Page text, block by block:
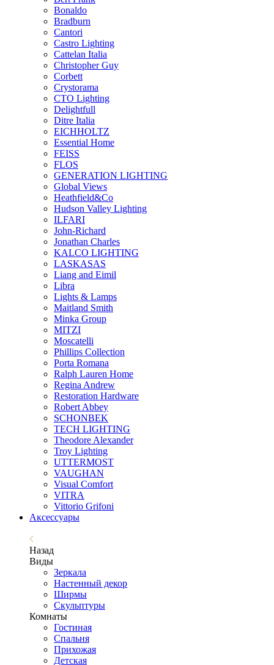
Bonaldo
Bradburn
Cantori
Castro Lighting
Cattelan Italia
Christopher Guy
Corbett
Crystorama
CTO Lighting
Delightfull
Ditre Italia
EICHHOLTZ
Essential Home
FEISS
FLOS
GENERATION LIGHTING
Global Views
Heathfield&Co
Hudson Valley Lighting
ILFARI
John-Richard
Jonathan Charles
KALCO LIGHTING
LASKASAS
Liang and Eimil
Libra
Lights & Lamps
Maitland Smith
Minka Group
MITZI
Moscatelli
Phillips Collection
Porta Romana
Ralph Lauren Home
Regina Andrew
Restoration Hardware
Robert Abbey
SCHONBEK
TECH LIGHTING
Theodore Alexander
Troy Lighting
UTTERMOST
VAUGHAN
Visual Comfort
VITRA
Vittorio Grifoni
Аксессуары
Назад
Виды
Зеркала
Настенный декор
Ширмы
Скульптуры
Комнаты
Гостиная
Спальня
Прихожая
Детская